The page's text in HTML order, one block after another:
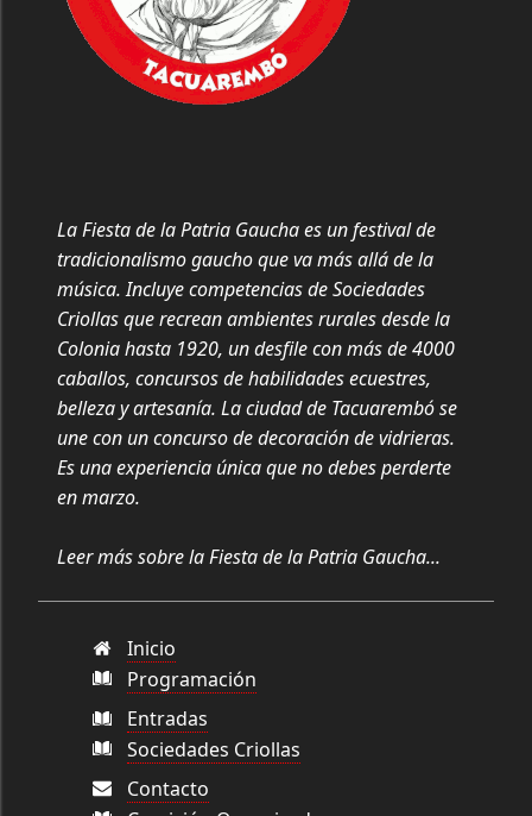
La Fiesta de la Patria Gaucha es un festival de
tradicionalismo gaucho que va más allá de la
música. Incluye competencias de Sociedades
Criollas que recrean ambientes rurales desde la
Colonia hasta 1920, un desfile con más de 4000
caballos, concursos de habilidades ecuestres,
belleza y artesanía. La ciudad de Tacuarembó se
une con un concurso de decoración de vidrieras.
Es una experiencia única que no debes perderte
en marzo.
Leer más sobre la Fiesta de la Patria Gaucha...
Inicio
Programación
Entradas
Sociedades Criollas
Contacto